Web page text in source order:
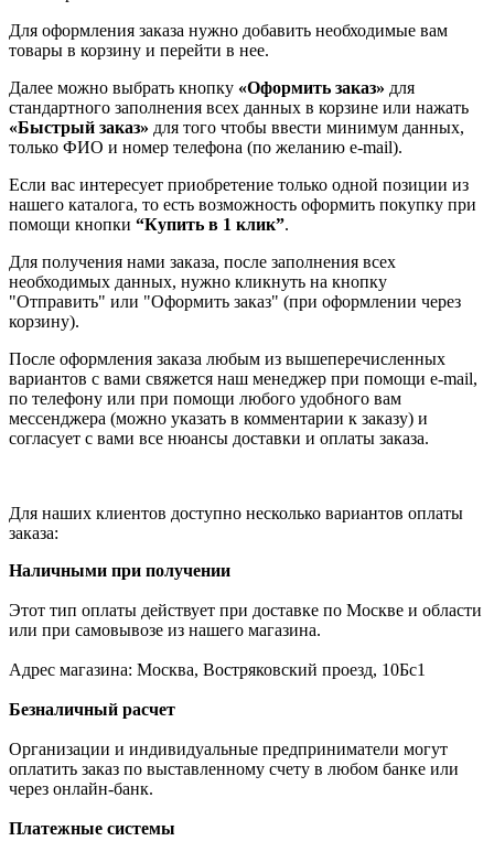
Для оформления заказа нужно добавить необходимые вам
товары в корзину и перейти в нее.
Далее можно выбрать кнопку «Оформить заказ» для
стандартного заполнения всех данных в корзине или нажать
«Быстрый заказ» для того чтобы ввести минимум данных,
только ФИО и номер телефона (по желанию e-mail).
Если вас интересует приобретение только одной позиции из
нашего каталога, то есть возможность оформить покупку при
помощи кнопки “Купить в 1 клик”.
Для получения нами заказа, после заполнения всех
необходимых данных, нужно кликнуть на кнопку
"Отправить" или "Оформить заказ" (при оформлении через
корзину).
После оформления заказа любым из вышеперечисленных
вариантов с вами свяжется наш менеджер при помощи e-mail,
по телефону или при помощи любого удобного вам
мессенджера (можно указать в комментарии к заказу) и
согласует с вами все нюансы доставки и оплаты заказа.
Для наших клиентов доступно несколько вариантов оплаты
заказа:
Наличными при получении
Этот тип оплаты действует при доставке по Москве и области
или при самовывозе из нашего магазина.
Адрес магазина: Москва, Востряковский проезд, 10Бс1
Безналичный расчет
Организации и индивидуальные предприниматели могут
оплатить заказ по выставленному счету в любом банке или
через онлайн-банк.
Платежные системы